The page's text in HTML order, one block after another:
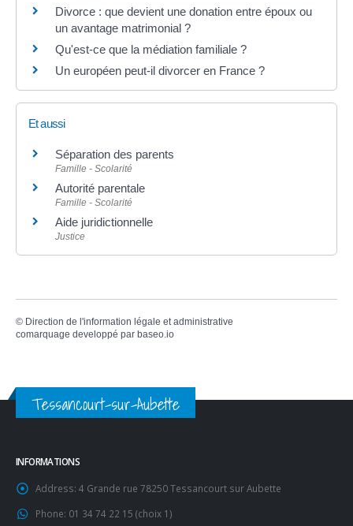
Divorce : que devient une donation entre époux ou
un avantage matrimonial ?
Qu'est-ce que la médiation familiale ?
Un européen peut-il divorcer en France ?
Et aussi
Séparation des parents
Famille - Scolarité
Autorité parentale
Famille - Scolarité
Aide juridictionnelle
Justice
© Direction de l'information légale et administrative
comarquage developpé par baseo.io
Tessancourt-sur-Aubette
INFORMATIONS
Address: 4 Grande rue 78250 Tessancourt sur Aubette
Phone: 01 34 74 22 15 (choix 1)